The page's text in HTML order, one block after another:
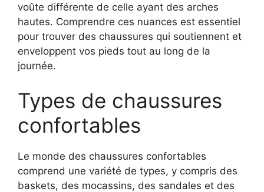
voûte différente de celle ayant des arches
hautes. Comprendre ces nuances est essentiel
pour trouver des chaussures qui soutiennent et
enveloppent vos pieds tout au long de la
journée.
Types de chaussures
confortables
Le monde des chaussures confortables
comprend une variété de types, y compris des
baskets, des mocassins, des sandales et des